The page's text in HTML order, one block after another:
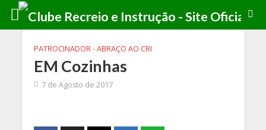
PATROCINADOR - ABRAÇO AO CRI
EM Cozinhas
7 de Agosto de 2017